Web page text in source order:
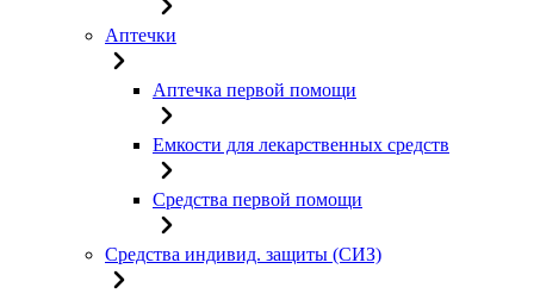
Аптечки
Аптечка первой помощи
Емкости для лекарственных средств
Средства первой помощи
Средства индивид. защиты (СИЗ)